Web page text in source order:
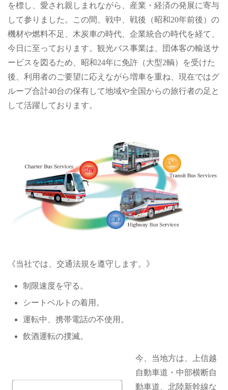
を標し、愛され親しまれながら、産業・経済の発展に寄与
して参りました。この間、戦中、戦後（昭和20年前後）の
機材や燃料不足、木炭車の時代、企業統合の時代を経て、
今日に至っております。観光バス事業は、団体客の輸送サ
ービスを図るため、昭和24年に免許（大型2輌）を受けた
後、利用者のご要望に応えながら増車を重ね、現在ではグ
ループ合計40台の保有して地域や全国からの旅行者の足と
して活躍しております。
《当社では、交通法規を遵守します。》
制限速度を守る。
シートベルトの着用。
運転中、携帯電話の不使用。
飲酒運転の撲滅。
今、当地方は、上信越
自動車道・中部横断自
動車道、北陸新幹線な